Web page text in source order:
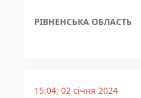
РІВНЕНСЬКА ОБЛАСТЬ
15:04, 02 січня 2024